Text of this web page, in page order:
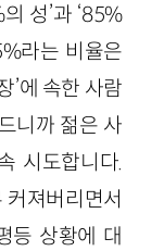
성’과 ‘85%
라는 비율은
’에 속한 사람
니까 젊은 사
시도합니다.
커져버리면서
등 상황에 대